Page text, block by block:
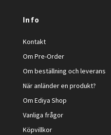
Info
Kontakt
Om Pre-Order
Om beställning och leverans
När anländer en produkt?
Om Ediya Shop
Vanliga frågor
Köpvillkor